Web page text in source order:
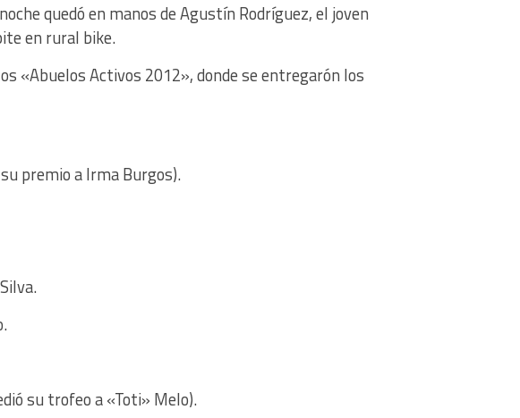
quedó en manos de Agustín Rodríguez, el joven
en rural bike.
«Abuelos Activos 2012», donde se entregarón los
premio a Irma Burgos).
su trofeo a «Toti» Melo).